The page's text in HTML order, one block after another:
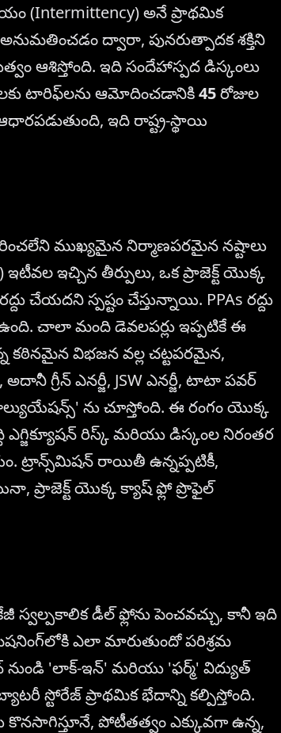
(Intermittency) అనే ప్రాథమిక
ద్వారా, పునరుత్పాదక శక్తిని
ఆశిస్తోంది. ఇది సందేహాస్పద డిస్కంలు
టారిఫ్‌లను ఆమోదించడానికి45రోజుల
ఇది రాష్ట్ర-స్థాయి
ముఖ్యమైన నిర్మాణపరమైన నష్టాలు
ఇచ్చిన తీర్పులు, ఒక ప్రాజెక్ట్ యొక్క
స్పష్టం చేస్తున్నాయి. PPAs రద్దు
చాలా మంది డెవలపర్లు ఇప్పటికే ఈ
విభజన వల్ల చట్టపరమైన,
గ్రీన్ ఎనర్జీ, JSW ఎనర్జీ, టాటా పవర్
ను చూస్తోంది. ఈ రంగం యొక్క
రిస్క్ మరియు డిస్కంల నిరంతర
ట్రాన్స్‌మిషన్ రాయితీ ఉన్నప్పటికీ,
ప్రాజెక్ట్ యొక్క క్యాష్ ఫ్లో ప్రొఫైల్
స్వల్పకాలిక డీల్ ఫ్లోను పెంచవచ్చు, కానీ ఇది
ఎలా మారుతుందో పరిశ్రమ
'లాక్-ఇన్' మరియు 'ఫర్మ్' విద్యుత్
స్టోరేజ్ ప్రాథమిక భేదాన్ని కల్పిస్తోంది.
కొనసాగిస్తూనే, పోటీతత్వం ఎక్కువగా ఉన్న,